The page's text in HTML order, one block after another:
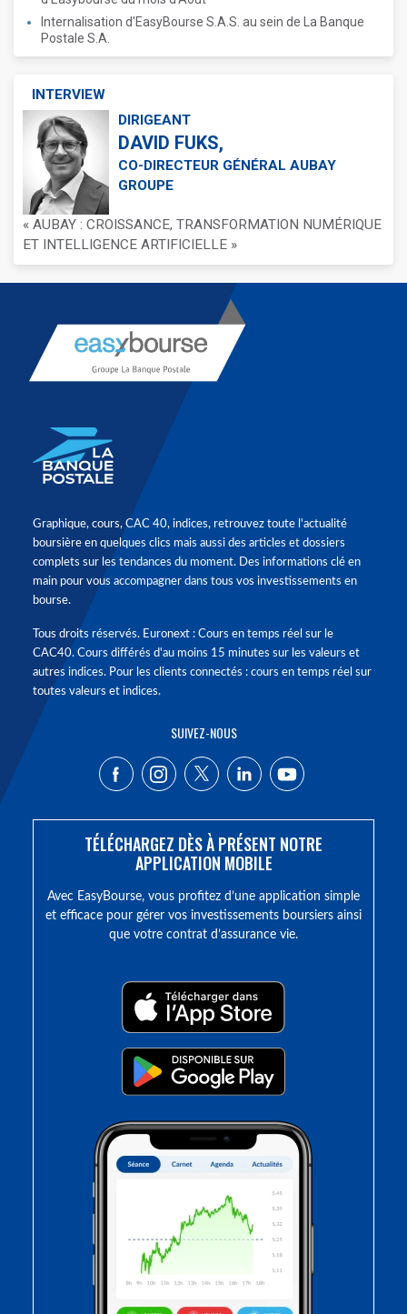
Internalisation d'EasyBourse S.A.S. au sein de La Banque
Postale S.A.
INTERVIEW
DIRIGEANT
DAVID FUKS,
CO-DIRECTEUR GÉNÉRAL AUBAY
GROUPE
« AUBAY : CROISSANCE, TRANSFORMATION NUMÉRIQUE
ET INTELLIGENCE ARTIFICIELLE »
Graphique, cours, CAC 40, indices, retrouvez toute l'actualité
boursière en quelques clics mais aussi des articles et dossiers
complets sur les tendances du moment. Des informations clé en
main pour vous accompagner dans tous vos investissements en
bourse.
Tous droits réservés. Euronext : Cours en temps réel sur le
CAC40. Cours différés d'au moins 15 minutes sur les valeurs et
autres indices. Pour les clients connectés : cours en temps réel sur
toutes valeurs et indices.
SUIVEZ-NOUS
TÉLÉCHARGEZ DÈS À PRÉSENT NOTRE
APPLICATION MOBILE
Avec EasyBourse, vous profitez d’une application simple
et efficace pour gérer vos investissements boursiers ainsi
que votre contrat d’assurance vie.